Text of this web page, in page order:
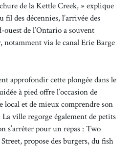
de la Kettle Creek, » explique
des décennies, l’arrivée des
de l’Ontario a souvent
notamment via le canal Erie Barge
approfondir cette plongée dans le
à pied offre l’occasion de
et de mieux comprendre son
ville regorge également de petits
s’arrêter pour un repas : Two
propose des burgers, du fish